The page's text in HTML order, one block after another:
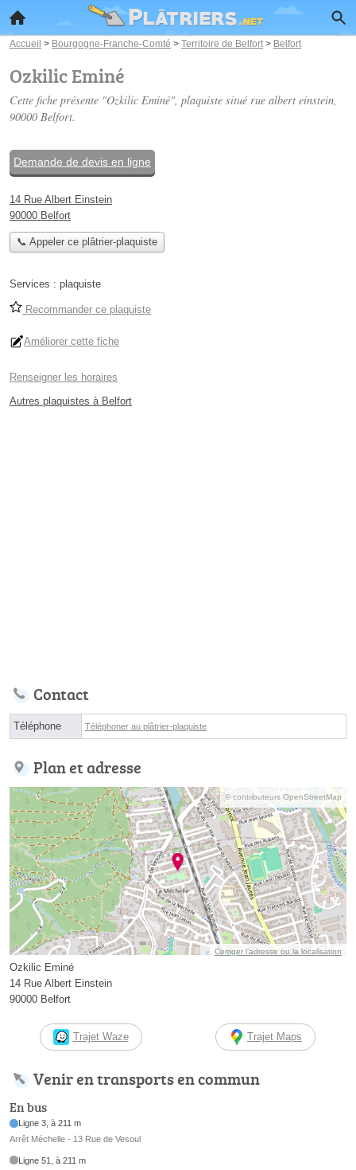
Accueil > Bourgogne-Franche-Comté > Territoire de Belfort > Belfort
Ozkilic Eminé
Cette fiche présente "Ozkilic Eminé", plaquiste situé rue albert einstein,
90000 Belfort.
Demande de devis en ligne
14 Rue Albert Einstein
90000 Belfort
📞 Appeler ce plâtrier-plaquiste
Services : plaquiste
Recommander ce plaquiste
Améliorer cette fiche
Renseigner les horaires
Autres plaquistes à Belfort
Contact
Téléphone Téléphoner au plâtrier-plaquiste
Plan et adresse
© contributeurs OpenStreetMap
Corriger l’adresse ou la localisation
Ozkilic Eminé
14 Rue Albert Einstein
90000 Belfort
Trajet Waze Trajet Maps
Venir en transports en commun
En bus
Ligne 3, à 211 m
Arrêt Méchelle - 13 Rue de Vesoul
Ligne 51, à 211 m